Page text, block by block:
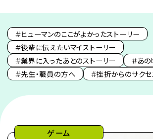
＃ヒューマンのここがよかったストーリー
＃後輩に伝えたいマイストーリー
＃業界に入ったあとのストーリー
＃あ
＃先生・職員の方へ
＃挫折からのサク
ゲーム